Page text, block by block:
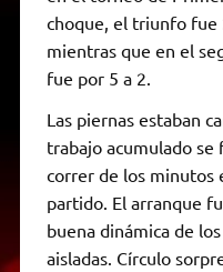
choque, el triunfo fue
mientras que en el
fue por 5 a 2.
Las piernas estaban
trabajo acumulado
correr de los
partido. El arranque
buena dinámica de
aisladas. Círculo